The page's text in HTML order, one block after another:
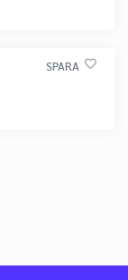
SPARA